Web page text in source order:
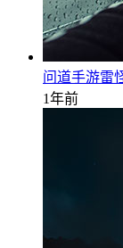
问道手游雷
1年前